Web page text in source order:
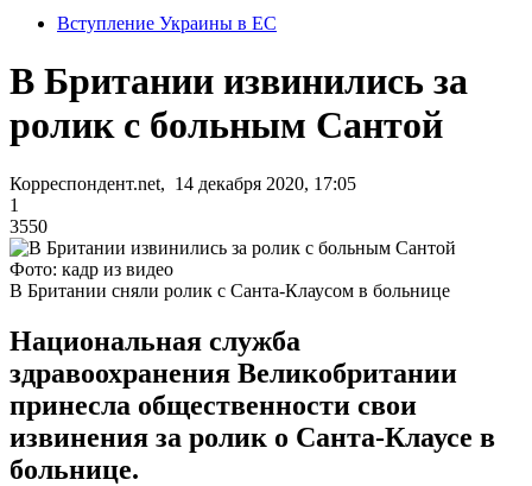
Вступление Украины в ЕС
В Британии извинились за
ролик с больным Сантой
Корреспондент.net, 14 декабря 2020, 17:05
1
3550
Фото: кадр из видео
В Британии сняли ролик с Санта-Клаусом в больнице
Национальная служба
здравоохранения Великобритании
принесла общественности свои
извинения за ролик о Санта-Клаусе в
больнице.